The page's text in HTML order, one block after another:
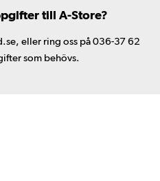
till A-Store?
eller ring oss på 036-37 62
som behövs.